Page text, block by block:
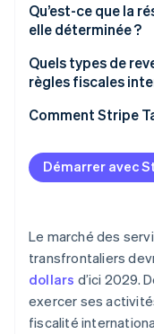
Regarder la
Qu’est-ce que la
elle déterminée ?
Qu’est-ce qu’un
Quels types de
règles fiscales
Comment Stripe
Démarrer avec
Le marché des
transfrontaliers
dollars d’ici 2029.
exercer ses
fiscalité